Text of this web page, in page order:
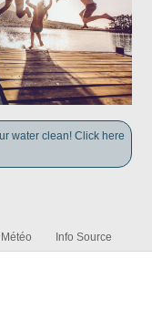
water clean! Click here
Météo Info Source